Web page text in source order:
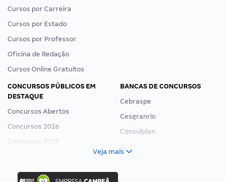
Cursos por Carreira
Cursos por Estado
Cursos por Professor
Oficina de Redação
Cursos Online Gratuitos
CONCURSOS PÚBLICOS EM
DESTAQUE
Concursos Abertos
Concursos 2026
Concursos 2025
Concurso Ibama
BANCAS DE CONCURSOS
Cebraspe
Cesgranrio
Consulplan
Veja mais